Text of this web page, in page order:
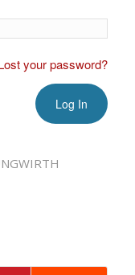
your password?